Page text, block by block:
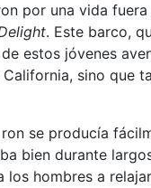
por una vida
. Este barco,
estos jóvenes
sino que
se producía
bien durante
hombres a